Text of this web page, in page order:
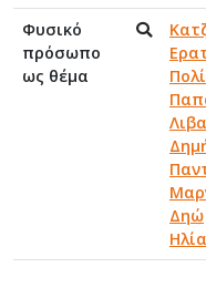
Φυσικό
πρόσωπο
ως θέμα
Δηώ